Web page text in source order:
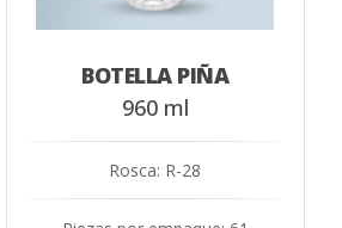
BOTELLA PIÑA
960 ml
Rosca: R-28